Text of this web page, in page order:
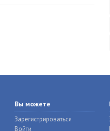
Вы можете
Зарегистрироваться
Войти